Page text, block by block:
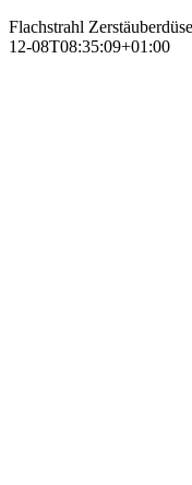
Flachstrahl
12-08T08:35:09+01:00